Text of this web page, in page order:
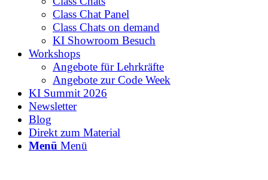
Class Chat Panel
Class Chats on demand
KI Showroom Besuch
Workshops
Angebote für Lehrkräfte
Angebote zur Code Week
KI Summit 2026
Newsletter
Blog
Direkt zum Material
Menü Menü